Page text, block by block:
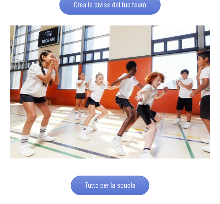
Crea le divise del tuo team
Tutto per la scuola